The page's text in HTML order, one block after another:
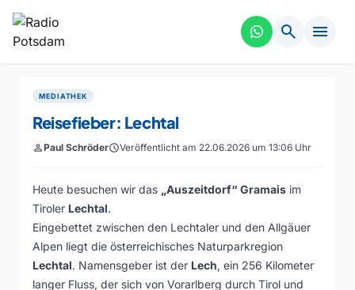
search menu
MEDIATHEK
Reisefieber: Lechtal
personPaul SchröderscheduleVeröffentlicht am 22.06.2026 um 13:06 Uhr
Heute besuchen wir das „Auszeitdorf“ Gramais im
Tiroler Lechtal.
Eingebettet zwischen den Lechtaler und den Allgäuer
Alpen liegt die österreichisches Naturparkregion
Lechtal. Namensgeber ist der Lech, ein 256 Kilometer
langer Fluss, der sich von Vorarlberg durch Tirol und